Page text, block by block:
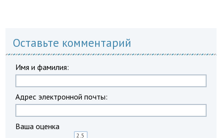
Оставьте комментарий
Имя и фамилия:
Адрес электронной почты:
Ваша оценка